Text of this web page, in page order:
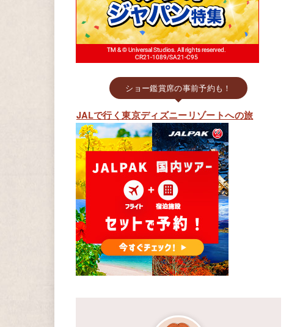
ショー鑑賞席の事前予約も！
JALで行く東京ディズニーリゾートへの旅